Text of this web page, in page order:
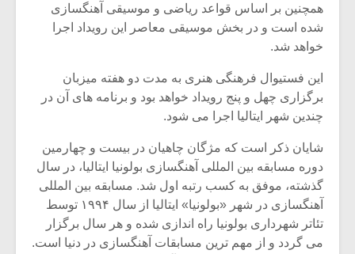
همچنین بر اساس قواعد ریاضی و موسیقی آهنگسازی
شده است و در بخش موسیقی معاصر این رویداد اجرا
خواهد شد.
این فستیوال فرهنگی هنری به مدت دو هفته میزبان
برگزاری چهل و پنج رویداد خواهد بود و برنامه های آن در
چندین شهر ایتالیا اجرا می شود.
شایان ذکر است که مژگان چاهیان در بیست و چهارمین
دوره مسابقه بین المللی آهنگسازی بولونیا ایتالیا، در سال
گذشته، موفق به کسب رتبه اول شد. مسابقه بین المللی
آهنگسازی در شهر «بولونیا» ایتالیا از سال ۱۹۹۴ توسط
تئاتر شهرداری بولونیا راه اندازی شده و هر سال برگزار
می گردد و از مهم ترین مسابقات آهنگسازی در دنیا است.